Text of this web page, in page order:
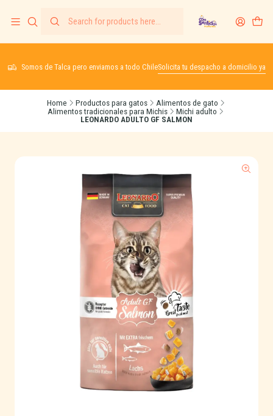
Somos de Talca pero enviamos a todo ChileSolicita tu despacho a domicilio ya
Home Productos para gatos
Alimentos de gato
Alimentos tradicionales para Michis
Michi adulto
LEONARDO ADULTO GF SALMON